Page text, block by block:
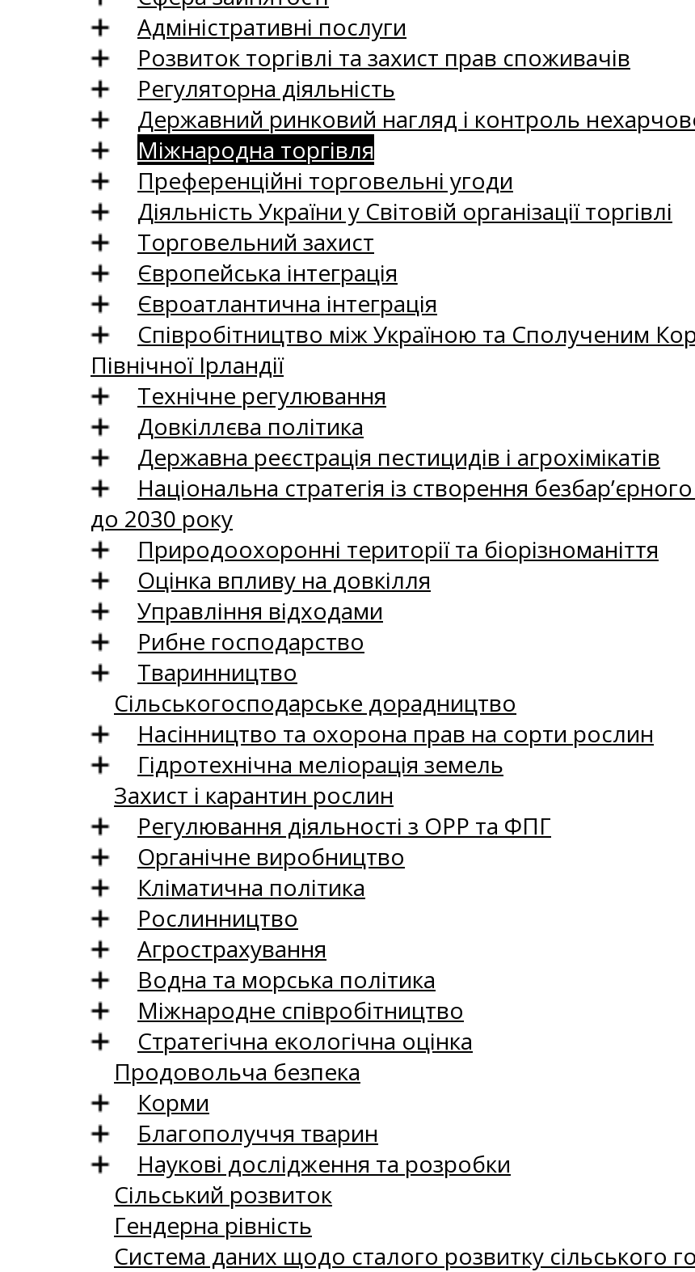
Адміністративні послуги
Розвиток торгівлі та захист прав споживачів
Регуляторна діяльність
Державний ринковий нагляд і контроль
Міжнародна торгівля
Преференційні торговельні угоди
Діяльність України у Світовій організації торгівлі
Торговельний захист
Європейська інтеграція
Євроатлантична інтеграція
Співробітництво між Україною та Сполученим
Північної Ірландії
Технічне регулювання
Довкіллєва політика
Державна реєстрація пестицидів і агрохімікатів
Національна стратегія із створення
до 2030 року
Природоохоронні території та біорізноманіття
Оцінка впливу на довкілля
Управління відходами
Рибне господарство
Тваринництво
Сільськогосподарське дорадництво
Насінництво та охорона прав на сорти рослин
Гідротехнічна меліорація земель
Захист і карантин рослин
Регулювання діяльності з ОРР та ФПГ
Органічне виробництво
Кліматична політика
Рослинництво
Агрострахування
Водна та морська політика
Міжнародне співробітництво
Стратегічна екологічна оцінка
Продовольча безпека
Корми
Благополуччя тварин
Наукові дослідження та розробки
Сільський розвиток
Гендерна рівність
Система даних щодо сталого розвитку сільського